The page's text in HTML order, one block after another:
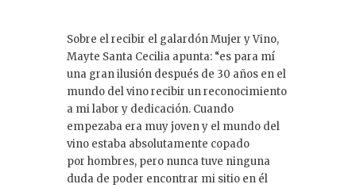
Sobre el recibir el galardón Mujer y Vino,
Mayte Santa Cecilia apunta: “es para mí
una gran ilusión después de 30 años en el
mundo del vino recibir un reconocimiento
a mi labor y dedicación. Cuando
empezaba era muy joven y el mundo del
vino estaba absolutamente copado
por hombres, pero nunca tuve ninguna
duda de poder encontrar mi sitio en él